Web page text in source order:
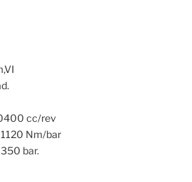
cc/rev
Nm/bar
bar.